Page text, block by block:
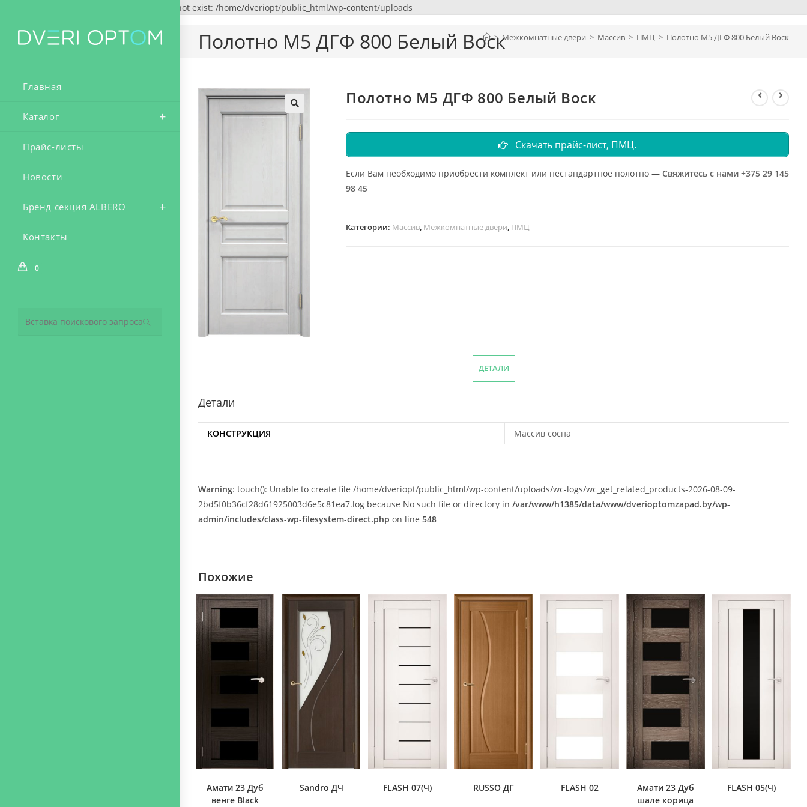
Error: Your upload path is not valid or does not exist: /home/dveriopt/public_html/wp-content/uploads
содержимому
Главная
Каталог
Прайс-листы
Новости
Бренд секция ALBERO
Контакты
0
Полотно М5 ДГФ 800 Белый Воск
> Межкомнатные двери > Масcив > ПМЦ > Полотно М5 ДГФ 800 Белый Воск
Полотно М5 ДГФ 800 Белый Воск
Скачать прайс-лист, ПМЦ.
Если Вам необходимо приобрести комплект или нестандартное полотно — Свяжитесь с нами +375 29 145
98 45
Категории: Масcив, Межкомнатные двери, ПМЦ
ДЕТАЛИ
Детали
КОНСТРУКЦИЯ Массив сосна
Warning: touch(): Unable to create file /home/dveriopt/public_html/wp-content/uploads/wc-logs/wc_get_related_products-2026-08-09-
2bd5f0b36cf28d61925003d6e5c81ea7.log because No such file or directory in /var/www/h1385/data/www/dverioptomzapad.by/wp-
admin/includes/class-wp-filesystem-direct.php on line 548
Похожие
Амати 23 Дуб
венге Black
Sandro ДЧ FLASH 07(Ч) RUSSO ДГ FLASH 02
Амати 23 Дуб
шале корица
FLASH 05(Ч)